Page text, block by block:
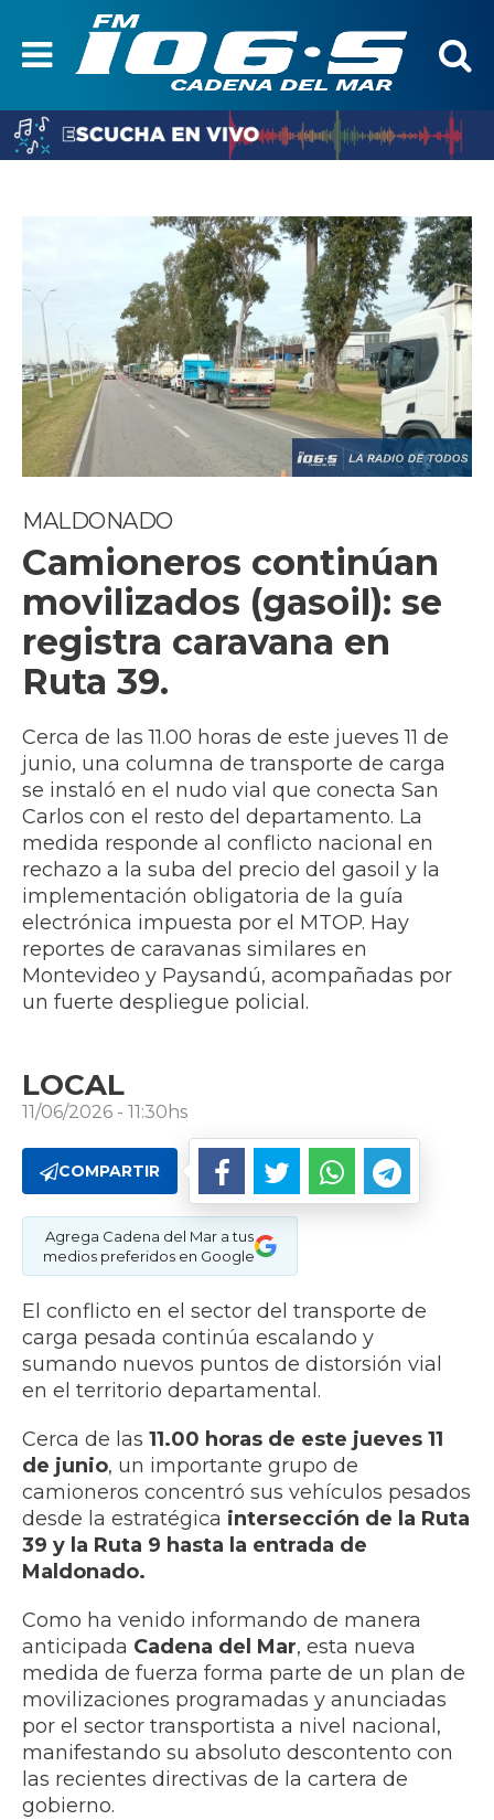
MALDONADO
Camioneros continúan
movilizados (gasoil): se
registra caravana en
Ruta 39.
Cerca de las 11.00 horas de este jueves 11 de
junio, una columna de transporte de carga
se instaló en el nudo vial que conecta San
Carlos con el resto del departamento. La
medida responde al conflicto nacional en
rechazo a la suba del precio del gasoil y la
implementación obligatoria de la guía
electrónica impuesta por el MTOP. Hay
reportes de caravanas similares en
Montevideo y Paysandú, acompañadas por
un fuerte despliegue policial.
LOCAL
11/06/2026 - 11:30hs
COMPARTIR
Agrega Cadena del Mar a tus
medios preferidos en Google
El conflicto en el sector del transporte de
carga pesada continúa escalando y
sumando nuevos puntos de distorsión vial
en el territorio departamental.
Cerca de las 11.00 horas de este jueves 11
de junio, un importante grupo de
camioneros concentró sus vehículos pesados
desde la estratégica intersección de la Ruta
39 y la Ruta 9 hasta la entrada de
Maldonado.
Como ha venido informando de manera
anticipada Cadena del Mar, esta nueva
medida de fuerza forma parte de un plan de
movilizaciones programadas y anunciadas
por el sector transportista a nivel nacional,
manifestando su absoluto descontento con
las recientes directivas de la cartera de
gobierno.